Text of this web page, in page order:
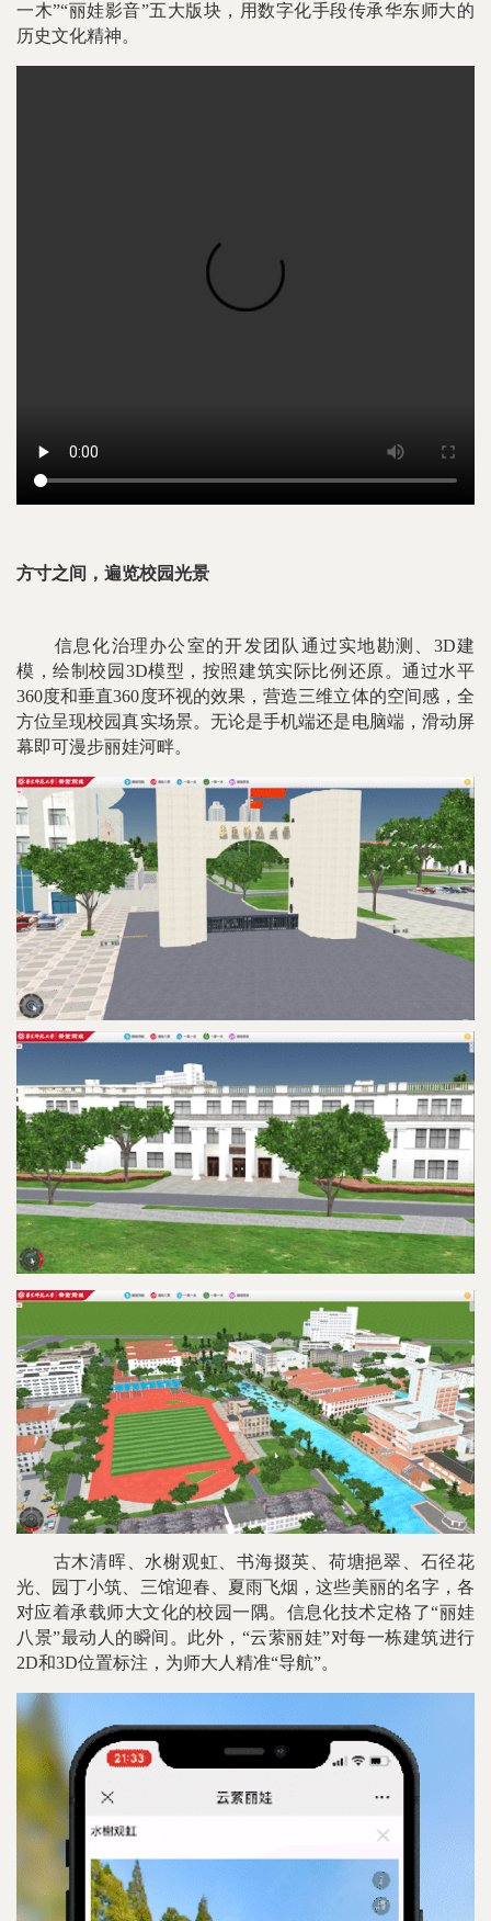
一木”“丽娃影音”五大版块，用数字化手段传承华东师大的
历史文化精神。
方寸之间，遍览校园光景
信息化治理办公室的开发团队通过实地勘测、3D建
模，绘制校园3D模型，按照建筑实际比例还原。通过水平
360度和垂直360度环视的效果，营造三维立体的空间感，全
方位呈现校园真实场景。无论是手机端还是电脑端，滑动屏
幕即可漫步丽娃河畔。
古木清晖、水榭观虹、书海掇英、荷塘挹翠、石径花
光、园丁小筑、三馆迎春、夏雨飞烟，这些美丽的名字，各
对应着承载师大文化的校园一隅。信息化技术定格了“丽娃
八景”最动人的瞬间。 此外，“云萦丽娃”对每一栋建筑进行
2D和3D位置标注，为师大人精准“导航”。